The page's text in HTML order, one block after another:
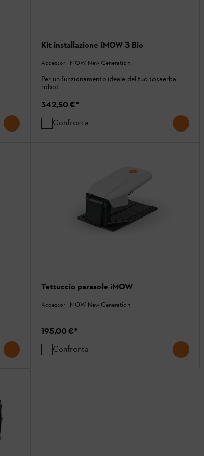
Kit installazione iMOW 3 Bio
Accessori iMOW New Generation
Per un funzionamento ideale del tuo tosaerba
robot
342,50 €*
Confronta
Tettuccio parasole iMOW
Accessori iMOW New Generation
195,00 €*
Confronta